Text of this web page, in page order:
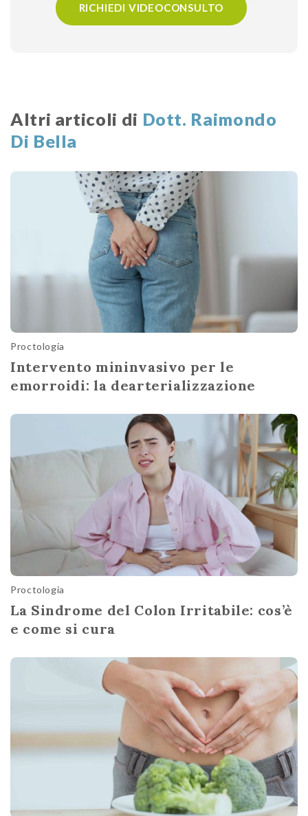
RICHIEDI VIDEOCONSULTO
Altri articoli di Dott. Raimondo
Di Bella
Proctologia
Intervento mininvasivo per le
emorroidi: la dearterializzazione
Proctologia
La Sindrome del Colon Irritabile: cos’è
e come si cura